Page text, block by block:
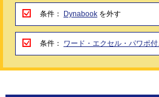
条件： Dynabook を外す
条件： ワード・エクセル・パワポ付